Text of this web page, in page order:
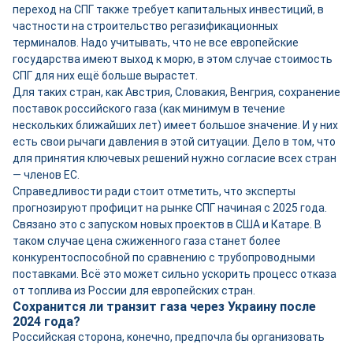
переход на СПГ также требует капитальных инвестиций, в
частности на строительство регазификационных
терминалов. Надо учитывать, что не все европейские
государства имеют выход к морю, в этом случае стоимость
СПГ для них ещё больше вырастет.
Для таких стран, как Австрия, Словакия, Венгрия, сохранение
поставок российского газа (как минимум в течение
нескольких ближайших лет) имеет большое значение. И у них
есть свои рычаги давления в этой ситуации. Дело в том, что
для принятия ключевых решений нужно согласие всех стран
— членов ЕС.
Справедливости ради стоит отметить, что эксперты
прогнозируют профицит на рынке СПГ начиная с 2025 года.
Связано это с запуском новых проектов в США и Катаре. В
таком случае цена сжиженного газа станет более
конкурентоспособной по сравнению с трубопроводными
поставками. Всё это может сильно ускорить процесс отказа
от топлива из России для европейских стран.
Сохранится ли транзит газа через Украину после
2024 года?
Российская сторона, конечно, предпочла бы организовать